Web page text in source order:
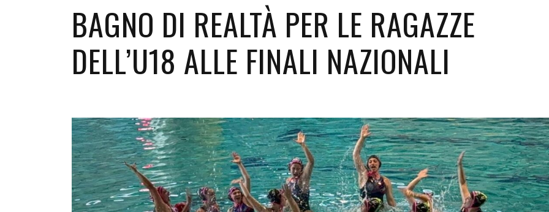
BAGNO DI REALTÀ PER LE RAGAZZE
DELL’U18 ALLE FINALI NAZIONALI